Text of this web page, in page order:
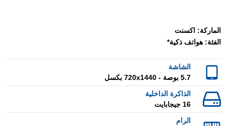
الماركة: اكسنت
الفئة: هواتف ذكية*
الشاشة
5.7 بوصة - 720x1440 بكسل
الذاكرة الداخلية
16 جيجابايت
الرام